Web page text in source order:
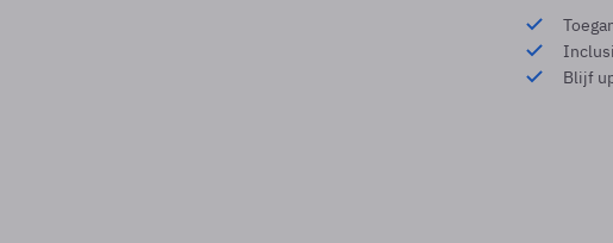
Blijf